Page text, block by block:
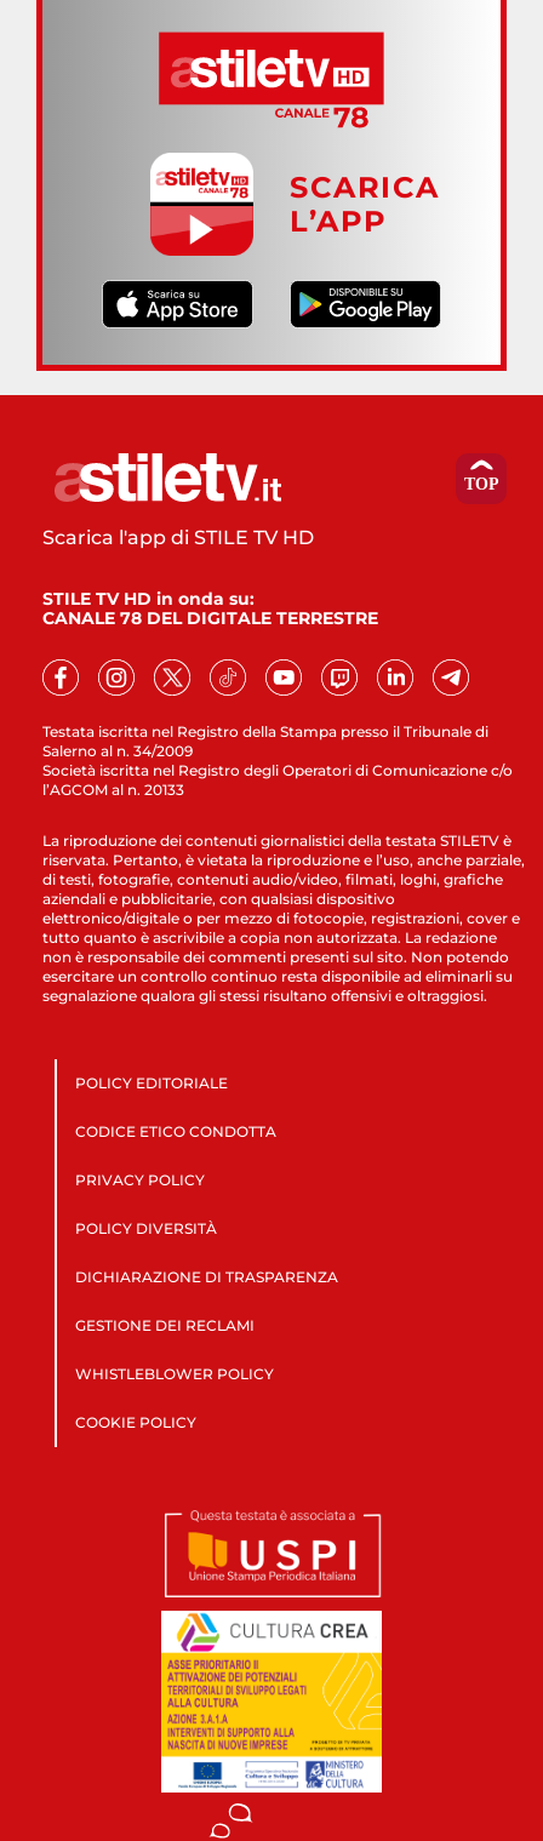
SCARICA
L’APP
Testata iscritta nel Registro della Stampa presso il Tribunale di
Salerno al n. 34/2009
Società iscritta nel Registro degli Operatori di Comunicazione c/o
l’AGCOM al n. 20133
Scarica l'app di STILE TV HD
STILE TV HD in onda su:
CANALE 78 DEL DIGITALE TERRESTRE
La riproduzione dei contenuti giornalistici della testata STILETV è
riservata. Pertanto, è vietata la riproduzione e l’uso, anche parziale,
di testi, fotografie, contenuti audio/video, filmati, loghi, grafiche
aziendali e pubblicitarie, con qualsiasi dispositivo
elettronico/digitale o per mezzo di fotocopie, registrazioni, cover e
tutto quanto è ascrivibile a copia non autorizzata. La redazione
non è responsabile dei commenti presenti sul sito. Non potendo
esercitare un controllo continuo resta disponibile ad eliminarli su
segnalazione qualora gli stessi risultano offensivi e oltraggiosi.
POLICY EDITORIALE
CODICE ETICO CONDOTTA
PRIVACY POLICY
POLICY DIVERSITÀ
DICHIARAZIONE DI TRASPARENZA
GESTIONE DEI RECLAMI
WHISTLEBLOWER POLICY
COOKIE POLICY